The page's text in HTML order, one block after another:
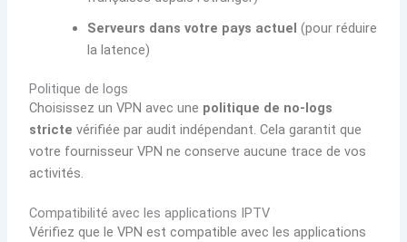
Serveurs dans votre pays actuel (pour réduire
la latence)
Politique de logs
Choisissez un VPN avec une politique de no-logs
stricte vérifiée par audit indépendant. Cela garantit que
votre fournisseur VPN ne conserve aucune trace de vos
activités.
Compatibilité avec les applications IPTV
Vérifiez que le VPN est compatible avec les applications